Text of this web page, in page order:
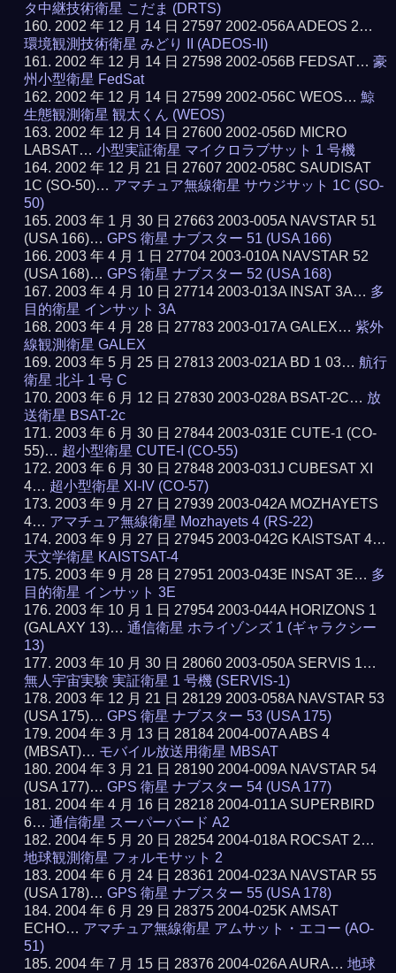
タ中継技術衛星 こだま (DRTS)
2002 年 12 月 14 日 27597 2002-056A ADEOS 2…
環境観測技術衛星 みどり II (ADEOS-II)
2002 年 12 月 14 日 27598 2002-056B FEDSAT…豪
州小型衛星 FedSat
2002 年 12 月 14 日 27599 2002-056C WEOS…鯨
生態観測衛星 観太くん (WEOS)
2002 年 12 月 14 日 27600 2002-056D MICRO
LABSAT…小型実証衛星 マイクロラブサット 1 号機
2002 年 12 月 21 日 27607 2002-058C SAUDISAT
1C (SO-50)… アマチュア無線衛星 サウジサット 1C (SO-
50)
2003 年 1 月 30 日 27663 2003-005A NAVSTAR 51
(USA 166)…GPS 衛星 ナブスター 51 (USA 166)
2003 年 4 月 1 日 27704 2003-010A NAVSTAR 52
(USA 168)…GPS 衛星 ナブスター 52 (USA 168)
2003 年 4 月 10 日 27714 2003-013A INSAT 3A… 多
目的衛星 インサット 3A
2003 年 4 月 28 日 27783 2003-017A GALEX…紫外
線観測衛星 GALEX
2003 年 5 月 25 日 27813 2003-021A BD 1 03…航行
衛星 北斗 1 号 C
2003 年 6 月 12 日 27830 2003-028A BSAT-2C… 放
送衛星 BSAT-2c
2003 年 6 月 30 日 27844 2003-031E CUTE-1 (CO-
55)… 超小型衛星 CUTE-I (CO-55)
2003 年 6 月 30 日 27848 2003-031J CUBESAT XI
4… 超小型衛星 XI-IV (CO-57)
2003 年 9 月 27 日 27939 2003-042A MOZHAYETS
4… アマチュア無線衛星 Mozhayets 4 (RS-22)
2003 年 9 月 27 日 27945 2003-042G KAISTSAT 4…
天文学衛星 KAISTSAT-4
2003 年 9 月 28 日 27951 2003-043E INSAT 3E… 多
目的衛星 インサット 3E
2003 年 10 月 1 日 27954 2003-044A HORIZONS 1
(GALAXY 13)…通信衛星 ホライゾンズ 1 (ギャラクシー
13)
2003 年 10 月 30 日 28060 2003-050A SERVIS 1…
無人宇宙実験 実証衛星 1 号機 (SERVIS-1)
2003 年 12 月 21 日 28129 2003-058A NAVSTAR 53
(USA 175)…GPS 衛星 ナブスター 53 (USA 175)
2004 年 3 月 13 日 28184 2004-007A ABS 4
(MBSAT)… モバイル放送用衛星 MBSAT
2004 年 3 月 21 日 28190 2004-009A NAVSTAR 54
(USA 177)…GPS 衛星 ナブスター 54 (USA 177)
2004 年 4 月 16 日 28218 2004-011A SUPERBIRD
6…通信衛星 スーパーバード A2
2004 年 5 月 20 日 28254 2004-018A ROCSAT 2…
地球観測衛星 フォルモサット 2
2004 年 6 月 24 日 28361 2004-023A NAVSTAR 55
(USA 178)…GPS 衛星 ナブスター 55 (USA 178)
2004 年 6 月 29 日 28375 2004-025K AMSAT
ECHO… アマチュア無線衛星 アムサット・エコー (AO-
51)
2004 年 7 月 15 日 28376 2004-026A AURA…地球